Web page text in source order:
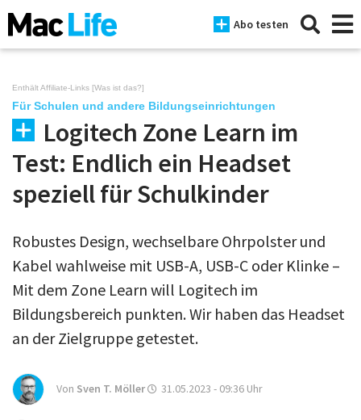
Abo testen
News
iPhone
Mac
iPad
Tests
Tipps
Magazine
Podcast
Enthält Affiliate-Links [Was ist das?]
Für Schulen und andere Bildungseinrichtungen
Logitech Zone Learn im
Test: Endlich ein Headset
speziell für Schulkinder
Robustes Design, wechselbare Ohrpolster und
Kabel wahlweise mit USB-A, USB-C oder Klinke –
Mit dem Zone Learn will Logitech im
Bildungsbereich punkten. Wir haben das Headset
an der Zielgruppe getestet.
Von Sven T. Möller 31.05.2023 - 09:36 Uhr